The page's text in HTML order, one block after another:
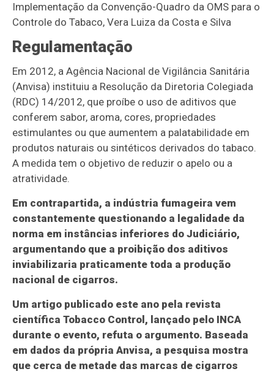
Implementação da Convenção-Quadro da OMS para o
Controle do Tabaco, Vera Luiza da Costa e Silva
Regulamentação
Em 2012, a Agência Nacional de Vigilância Sanitária
(Anvisa) instituiu a Resolução da Diretoria Colegiada
(RDC) 14/2012, que proíbe o uso de aditivos que
conferem sabor, aroma, cores, propriedades
estimulantes ou que aumentem a palatabilidade em
produtos naturais ou sintéticos derivados do tabaco.
A medida tem o objetivo de reduzir o apelo ou a
atratividade.
Em contrapartida, a indústria fumageira vem
constantemente questionando a legalidade da
norma em instâncias inferiores do Judiciário,
argumentando que a proibição dos aditivos
inviabilizaria praticamente toda a produção
nacional de cigarros.
Um artigo publicado este ano pela revista
científica Tobacco Control, lançado pelo INCA
durante o evento, refuta o argumento. Baseada
em dados da própria Anvisa, a pesquisa mostra
que cerca de metade das marcas de cigarros